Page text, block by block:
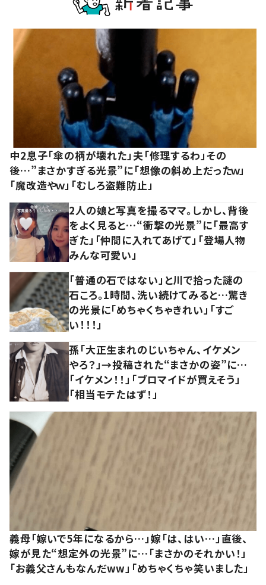
中2息子「傘の柄が壊れた」夫「修理するわ」その
後…”まさかすぎる光景”に「想像の斜め上だったｗ」
「魔改造やｗ」「むしろ盗難防止」
2人の娘と写真を撮るママ。しかし、背後
をよく見ると…“衝撃の光景”に「最高す
ぎた」「仲間に入れてあげて」「登場人物
みんな可愛い」
「普通の石ではない」と川で拾った謎の
石ころ。1時間、洗い続けてみると…驚き
の光景に「めちゃくちゃきれい」「すご
い！！！」
孫「大正生まれのじいちゃん、イケメン
やろ？」→投稿された“まさかの姿”に…
「イケメン！！」「ブロマイドが買えそう」
「相当モテたはず！」
義母「嫁いで5年になるから…」嫁「は、はい…」直後、
嫁が見た“想定外の光景”に…「まさかのそれかい！」
「お義父さんもなんだww」「めちゃくちゃ笑いました」